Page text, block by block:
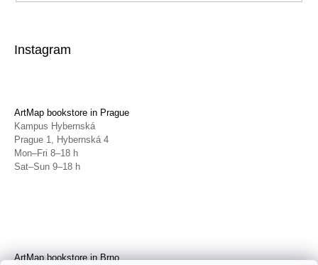
Instagram
ArtMap bookstore in Prague
Kampus Hybernská
Prague 1, Hybernská 4
Mon–Fri 8–18 h
Sat–Sun 9–18 h
ArtMap bookstore in Brno